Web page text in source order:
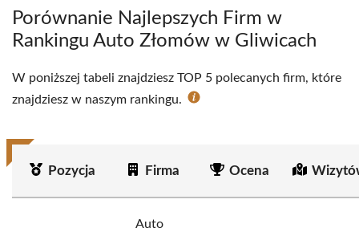
Porównanie Najlepszych Firm w
Rankingu Auto Złomów w Gliwicach
W poniższej tabeli znajdziesz TOP 5 polecanych firm, które
znajdziesz w naszym rankingu.
Pozycja Firma Ocena
Auto